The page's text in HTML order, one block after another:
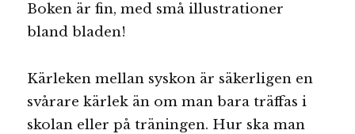
Boken är fin, med små illustrationer
bland bladen!
Kärleken mellan syskon är säkerligen en
svårare kärlek än om man bara träffas i
skolan eller på träningen. Hur ska man